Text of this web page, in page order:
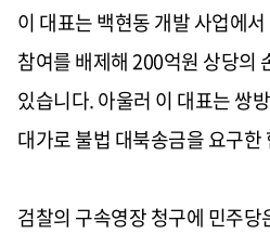
이 대표는 백현동 개발 사업에
참여를 배제해200억원 상당의
있습니다.아울러 이 대표는 쌍
대가로 불법 대북송금을 요구
검찰의 구속영장 청구에 민주당